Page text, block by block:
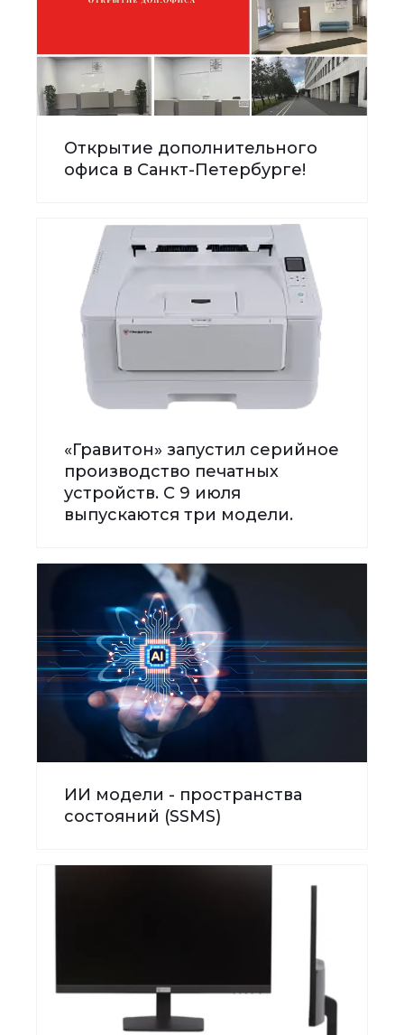
Открытие дополнительного
офиса в Санкт-Петербурге!
«Гравитон» запустил серийное
производство печатных
устройств. С 9 июля
выпускаются три модели.
ИИ модели - пространства
состояний (SSMS)